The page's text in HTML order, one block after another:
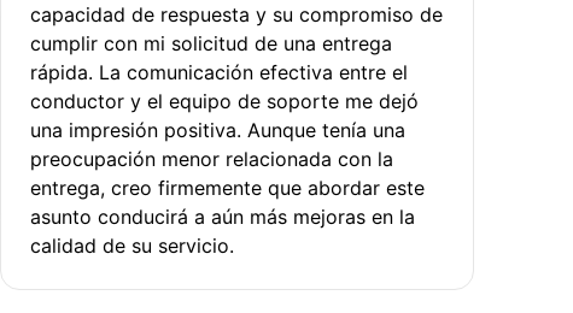
capacidad de respuesta y su compromiso de
cumplir con mi solicitud de una entrega
rápida. La comunicación efectiva entre el
conductor y el equipo de soporte me dejó
una impresión positiva. Aunque tenía una
preocupación menor relacionada con la
entrega, creo firmemente que abordar este
asunto conducirá a aún más mejoras en la
calidad de su servicio.